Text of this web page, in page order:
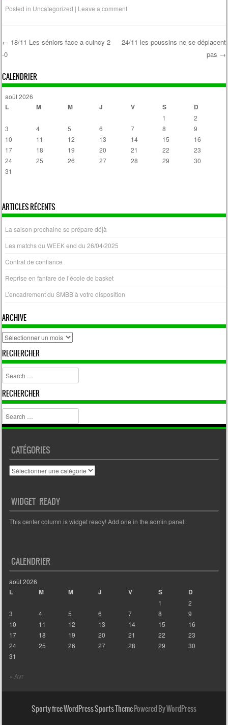
Posted in Uncategorized | Leave a comment
Post navigation
← 18/11 Les séniors face a cuincy 2
-0
24/11 les poussins ne se déplacent
pas →
CALENDRIER
août 2026
L M M J V S D
1
2
3
4 5 6 7 8
9
10
11 12 13 14 15
16
17
18 19 20 21 22
23
24
25 26 27 28 29
30
31
ARTICLES RÉCENTS
La saison prochaine se prépare déjà
Les matchs du WEEK end du 26/04/2025
Contrat de confiance
Reprise en fanfare de l’école de basket
L’encadrement du SMBB à votre disposition
ARCHIVE
archive
RECHERCHER
Search
RECHERCHER
Search
CATÉGORIES
Catégories
WIDGET READY
This center column is widget ready! Add one in the admin panel.
CALENDRIER
août 2026
L M M J V S D
1
2
3
4 5 6 7 8
9
10
11 12 13 14 15
16
17
18 19 20 21 22
23
24
25 26 27 28 29
30
31
« Avr
Sporty free WordPress Sports ThemePowered By WordPress